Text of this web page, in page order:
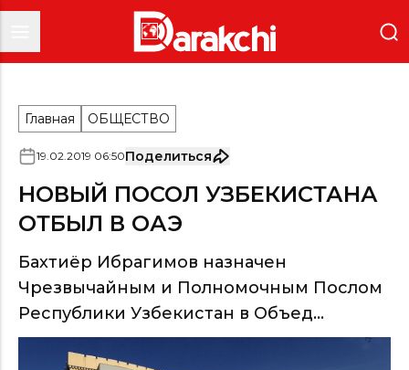
Главная ОБЩЕСТВО
19.02.2019 06:50Поделиться
НОВЫЙ ПОСОЛ УЗБЕКИСТАНА
ОТБЫЛ В ОАЭ
Бахтиёр Ибрагимов назначен
Чрезвычайным и Полномочным Послом
Республики Узбекистан в Объед...